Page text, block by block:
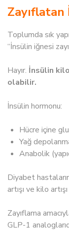
Toplumda sık
“İnsülin iğnesi
Hayır. İnsülin
olabilir.
İnsülin hormonu:
Hücre içine
Yağ
Anabolik
Diyabet
artışı ve kilo
Zayıflama
GLP-1